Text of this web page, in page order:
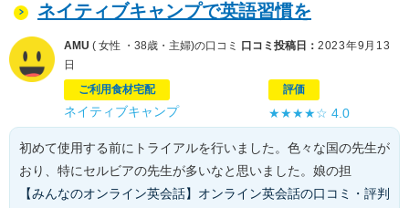
ネイティブキャンプで英語習慣を
AMU ( 女性 ・38歳・主婦)の口コミ 口コミ投稿日： 2023年9月13
日
ご利用食材宅配
ネイティブキャンプ
評価
★★★★☆ 4.0
初めて使用する前にトライアルを行いました。色々な国の先生が
おり、特にセルビアの先生が多いなと思いました。娘の担
【みんなのオンライン英会話】オンライン英会話の口コミ・評判